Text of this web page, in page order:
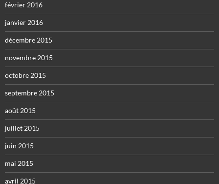
février 2016
janvier 2016
décembre 2015
novembre 2015
octobre 2015
septembre 2015
août 2015
juillet 2015
juin 2015
mai 2015
avril 2015